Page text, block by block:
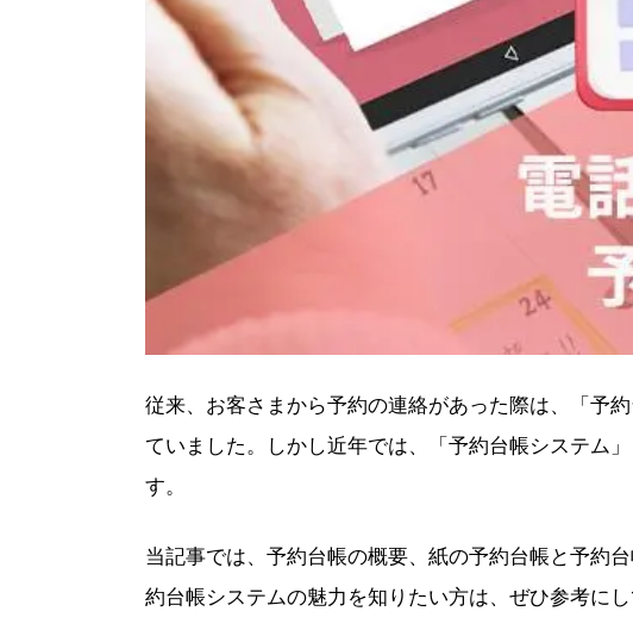
従来、お客さまから予約の連絡があった際は、「予
ていました。しかし近年では、「予約台帳システム
す。
当記事では、予約台帳の概要、紙の予約台帳と予約
約台帳システムの魅力を知りたい方は、ぜひ参考にし